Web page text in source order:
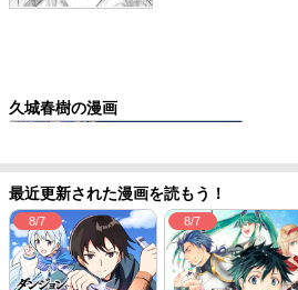
久城春樹の漫画
最近更新された漫画を読もう！
8/7 8/7